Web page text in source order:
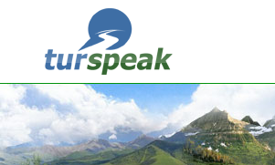
Перейти к основному содержанию